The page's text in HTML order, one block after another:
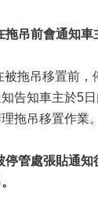
拖吊前會通知
被拖吊移置前，
告知車主於5
拖吊移置作業。
停管處張貼通